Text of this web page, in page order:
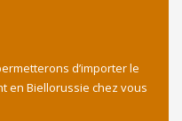
d’importer le
en Biellorussie chez vous